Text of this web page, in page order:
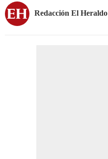
Redacción El Heraldo